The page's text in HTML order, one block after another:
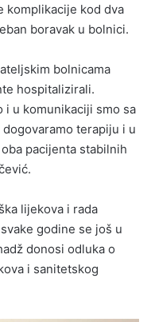
komplikacije kod dva
boravak u bolnici.
bolnicama
hospitalizirali.
i u komunikaciji smo sa
terapiju i u
pacijenta stabilnih
lijekova i rada
godine se još u
donosi odluka o
i sanitetskog